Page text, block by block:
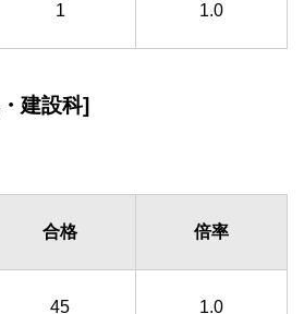
1 1.0
建設科]
合格 倍率
45 1.0